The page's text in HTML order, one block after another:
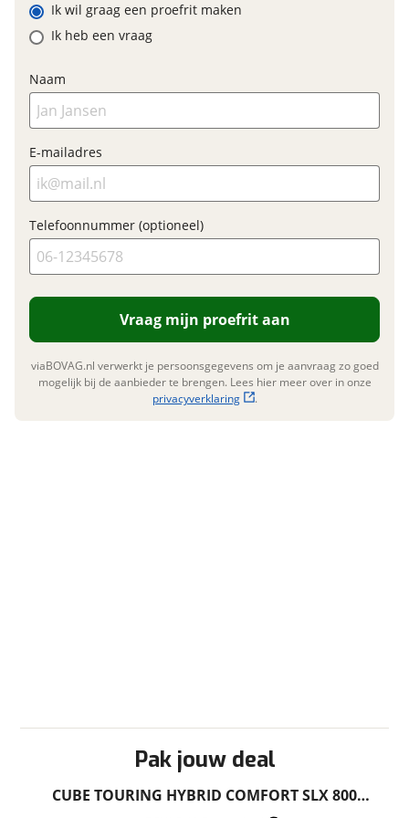
E-bike
Motormerk
Financieel
Prijs
€ 3.299,-
BTW/marge
Bijtellingspercentage
Nieuwprijs
€ 3.299,-
Garanties
Fabrieksgarantie van
Inbegrepen
Pak jouw deal
CUBE TOURING HYBRID COMFORT SLX 800
Ik wil graag een proefrit maken
Ik heb een vraag
Naam
E-mailadres
Telefoonnummer (optioneel)
Vraag mijn proefrit aan
viaBOVAG.nl verwerkt je persoonsgegevens om je aanvraag zo goed
mogelijk bij de aanbieder te brengen. Lees hier meer over in onze
privacyverklaring
.